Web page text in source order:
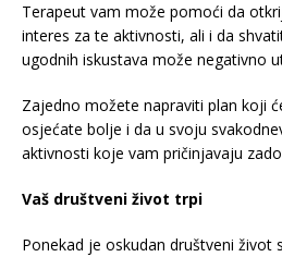
Terapeut vam može pomoći da
interes za te aktivnosti, ali i da
ugodnih iskustava može negativno
Zajedno možete napraviti plan koji
osjećate bolje i da u svoju
aktivnosti koje vam pričinjavaju
Vaš društveni život trpi
Ponekad je oskudan društveni život